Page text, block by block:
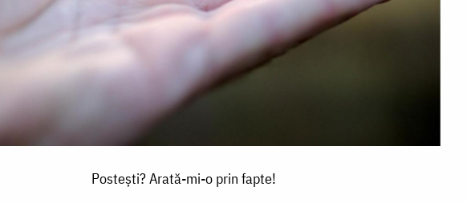
Postești? Arată-mi-o prin fapte!